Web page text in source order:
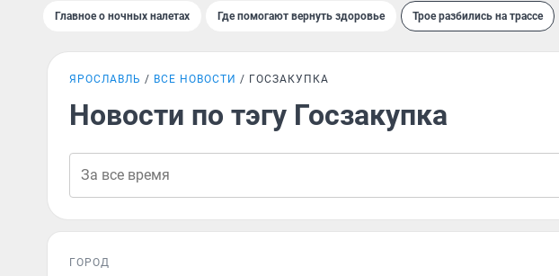
Главное о ночных налетах Где помогают вернуть здоровье Трое разбились на трассе
ЯРОСЛАВЛЬ ВСЕ НОВОСТИ ГОСЗАКУПКА
Новости по тэгу Госзакупка
ГОРОД